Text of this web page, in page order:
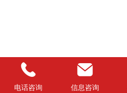
电话咨询 信息咨询